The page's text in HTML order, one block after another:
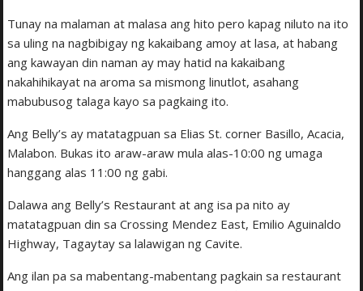
Tunay na malaman at malasa ang hito pero kapag niluto na ito
sa uling na nagbibigay ng kakaibang amoy at lasa, at habang
ang kawayan din naman ay may hatid na kakaibang
nakahihikayat na aroma sa mismong linutlot, asahang
mabubusog talaga kayo sa pagkaing ito.
Ang Belly’s ay matatagpuan sa Elias St. corner Basillo, Acacia,
Malabon. Bukas ito araw-araw mula alas-10:00 ng umaga
hanggang alas 11:00 ng gabi.
Dalawa ang Belly’s Restaurant at ang isa pa nito ay
matatagpuan din sa Crossing Mendez East, Emilio Aguinaldo
Highway, Tagaytay sa lalawigan ng Cavite.
Ang ilan pa sa mabentang-mabentang pagkain sa restaurant